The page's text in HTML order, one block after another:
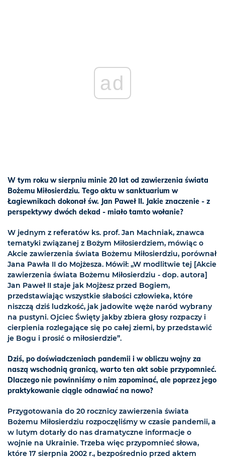
ad
W tym roku w sierpniu minie 20 lat od zawierzenia świata
Bożemu Miłosierdziu. Tego aktu w sanktuarium w
Łagiewnikach dokonał św. Jan Paweł II. Jakie znaczenie - z
perspektywy dwóch dekad - miało tamto wołanie?
W jednym z referatów ks. prof. Jan Machniak, znawca
tematyki związanej z Bożym Miłosierdziem, mówiąc o
Akcie zawierzenia świata Bożemu Miłosierdziu, porównał
Jana Pawła II do Mojżesza. Mówił: „W modlitwie tej [Akcie
zawierzenia świata Bożemu Miłosierdziu - dop. autora]
Jan Paweł II staje jak Mojżesz przed Bogiem,
przedstawiając wszystkie słabości człowieka, które
niszczą dziś ludzkość, jak jadowite węże naród wybrany
na pustyni. Ojciec Święty jakby zbiera głosy rozpaczy i
cierpienia rozlegające się po całej ziemi, by przedstawić
je Bogu i prosić o miłosierdzie”.
Dziś, po doświadczeniach pandemii i w obliczu wojny za
naszą wschodnią granicą, warto ten akt sobie przypomnieć.
Dlaczego nie powinniśmy o nim zapominać, ale poprzez jego
praktykowanie ciągle odnawiać na nowo?
Przygotowania do 20 rocznicy zawierzenia świata
Bożemu Miłosierdziu rozpoczęliśmy w czasie pandemii, a
w lutym dotarły do nas dramatyczne informacje o
wojnie na Ukrainie. Trzeba więc przypomnieć słowa,
które 17 sierpnia 2002 r., bezpośrednio przed aktem